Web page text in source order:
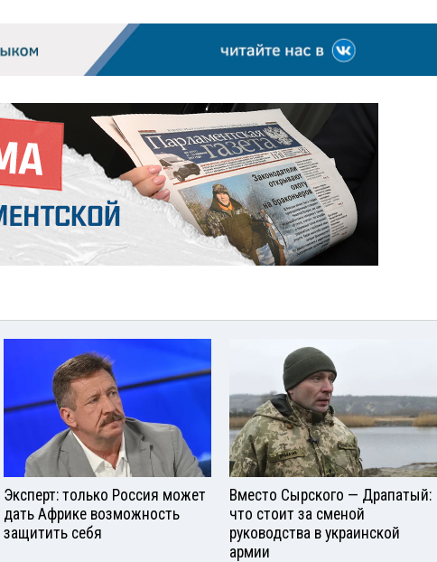
Эксперт: только Россия может
дать Африке возможность
защитить себя
Вместо Сырского — Драпатый:
что стоит за сменой
руководства в украинской
армии